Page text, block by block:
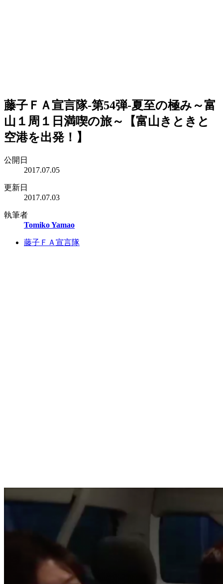
藤子ＦＡ宣言隊-第54弾-夏至の極み～富
山１周１日満喫の旅～【富山きときと
空港を出発！】
公開日
2017.07.05
更新日
2017.07.03
執筆者
Tomiko Yamao
藤子ＦＡ宣言隊